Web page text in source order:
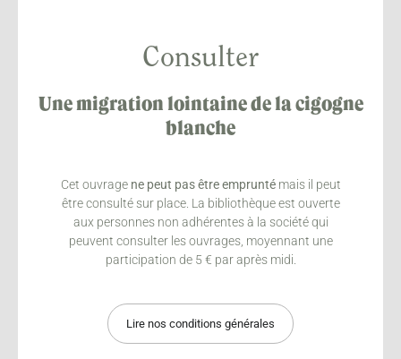
Consulter
Une migration lointaine de la cigogne
blanche
Cet ouvrage ne peut pas être empruntémais il peut
être consulté sur place. La bibliothèque est ouverte
aux personnes non adhérentes à la société qui
peuvent consulter les ouvrages, moyennant une
participation de 5 € par après midi.
Lire nos conditions générales